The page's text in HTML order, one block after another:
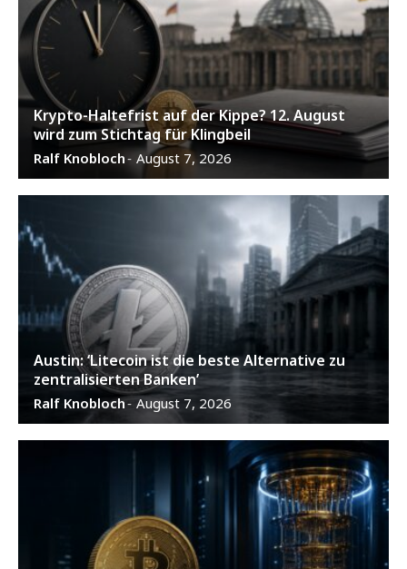
Krypto-Haltefrist auf der Kippe? 12. August
wird zum Stichtag für Klingbeil
Ralf Knobloch- August 7, 2026
Austin: ‘Litecoin ist die beste Alternative zu
zentralisierten Banken’
Ralf Knobloch- August 7, 2026